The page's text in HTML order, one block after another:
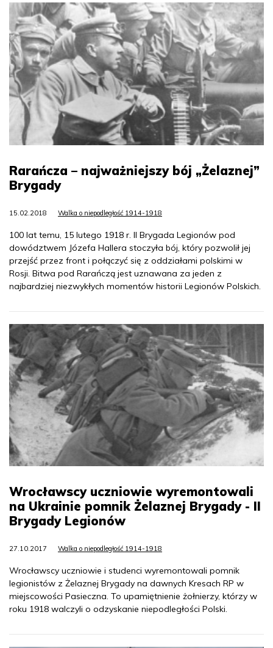
Rarańcza – najważniejszy bój „Żelaznej”
Brygady
15.02.2018 Walka o niepodległość 1914-1918
100 lat temu, 15 lutego 1918 r. II Brygada Legionów pod
dowództwem Józefa Hallera stoczyła bój, który pozwolił jej
przejść przez front i połączyć się z oddziałami polskimi w
Rosji. Bitwa pod Rarańczą jest uznawana za jeden z
najbardziej niezwykłych momentów historii Legionów Polskich.
Wrocławscy uczniowie wyremontowali
na Ukrainie pomnik Żelaznej Brygady - II
Brygady Legionów
27.10.2017 Walka o niepodległość 1914-1918
Wrocławscy uczniowie i studenci wyremontowali pomnik
legionistów z Żelaznej Brygady na dawnych Kresach RP w
miejscowości Pasieczna. To upamiętnienie żołnierzy, którzy w
roku 1918 walczyli o odzyskanie niepodległości Polski.